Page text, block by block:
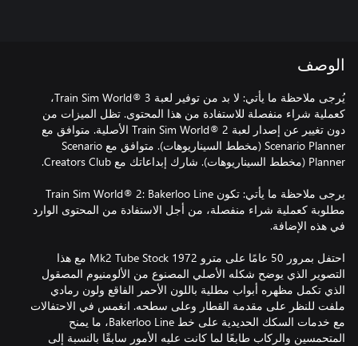
الوصف
يُرجى ملاحظة ما يأتي: لا بد من توفير لعبة Train Sim World® 3،
كعملية شراء منفصلة للاستفادة من هذا المحتوى. تظل الميزات من
دون تغيير عن إصدار لعبة Train Sim World® 2 الأصلية. متوافق مع
Scenario Planner (مخطط السيناريوهات). متوافق مع Scenario
يرجى ملاحظة ما يأتي: تكون Train Sim World® 2: Bakerloo Line
مطلوبة كعملية شراء منفصلة، من أجل الاستفادة من المحتوى الوارد
احتفل بمرور 50 عامًا على مترو 1972 Mk2 Tube Stock مع هذا
التصوير الذي يوضح شكله الأصلي المصنوع من الألومنيوم المصقول
الذي تكمل مظهره أبواب مطلية باللون الأحمر الفاقع ولون رمادي
ملفت للنظر على مقدمة القطار وعلى سطحه. انغمس في الاحتفالات
مع خدمات السكك الحديدية على خط Bakerloo Line، ما يمنح
المتحمسين والركاب طابعًا لما كانت عليه الأمور سابقًا بالنسبة إلى